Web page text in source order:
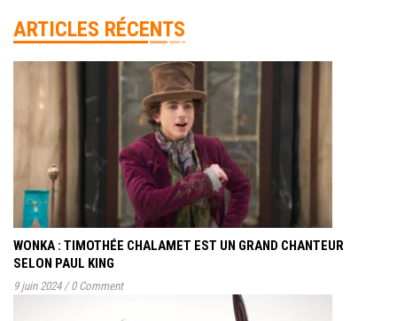
ARTICLES RÉCENTS
WONKA : TIMOTHÉE CHALAMET EST UN GRAND CHANTEUR
SELON PAUL KING
9 juin 2024 / 0 Comment